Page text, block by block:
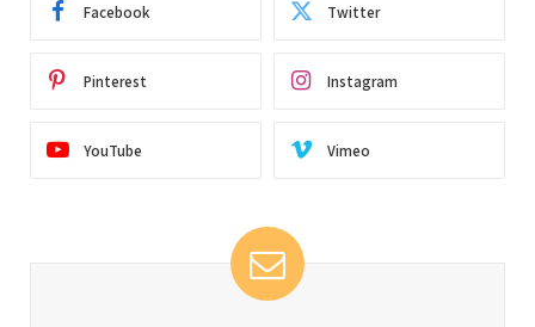
Facebook Twitter
Pinterest Instagram
YouTube Vimeo